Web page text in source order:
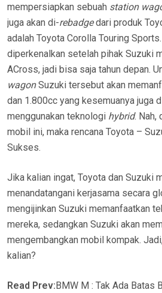
mempersiapkan sebuah station
juga akan di-rebadgedari produk
adalah Toyota Corolla Touring
diperkenalkan setelah pihak Suzuki
ACross, jadi bisa saja tahun depan.
wagonSuzuki tersebut akan
dan 1.800cc yang kesemuanya juga
menggunakan teknologi hybrid. Nah,
mobil ini, maka rencana Toyota –
Sukses.
Jika kalian ingat, Toyota dan Suzuki
menandatangani kerjasama secara
mengijinkan Suzuki memanfaatkan
mereka, sedangkan Suzuki akan
mengembangkan mobil kompak.
kalian?
Read Prev:BMW M : Tak Ada Batas